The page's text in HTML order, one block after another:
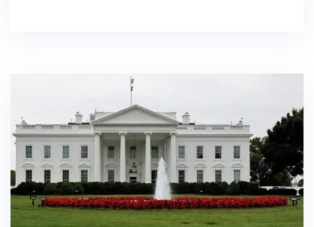
Correo electrónico*
Suscribete para recibir nuestras